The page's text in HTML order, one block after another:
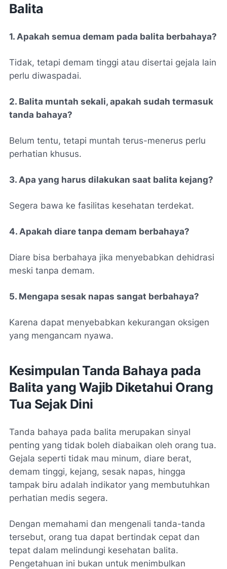
Balita
1. Apakah semua demam pada balita berbahaya?
Tidak, tetapi demam tinggi atau disertai gejala lain
perlu diwaspadai.
2. Balita muntah sekali, apakah sudah termasuk
tanda bahaya?
Belum tentu, tetapi muntah terus-menerus perlu
perhatian khusus.
3. Apa yang harus dilakukan saat balita kejang?
Segera bawa ke fasilitas kesehatan terdekat.
4. Apakah diare tanpa demam berbahaya?
Diare bisa berbahaya jika menyebabkan dehidrasi
meski tanpa demam.
5. Mengapa sesak napas sangat berbahaya?
Karena dapat menyebabkan kekurangan oksigen
yang mengancam nyawa.
Kesimpulan Tanda Bahaya pada
Balita yang Wajib Diketahui Orang
Tua Sejak Dini
Tanda bahaya pada balita merupakan sinyal
penting yang tidak boleh diabaikan oleh orang tua.
Gejala seperti tidak mau minum, diare berat,
demam tinggi, kejang, sesak napas, hingga
tampak biru adalah indikator yang membutuhkan
perhatian medis segera.
Dengan memahami dan mengenali tanda-tanda
tersebut, orang tua dapat bertindak cepat dan
tepat dalam melindungi kesehatan balita.
Pengetahuan ini bukan untuk menimbulkan